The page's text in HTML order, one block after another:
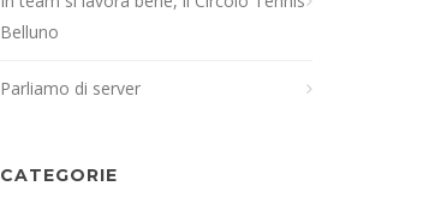
Belluno
Parliamo di server
CATEGORIE